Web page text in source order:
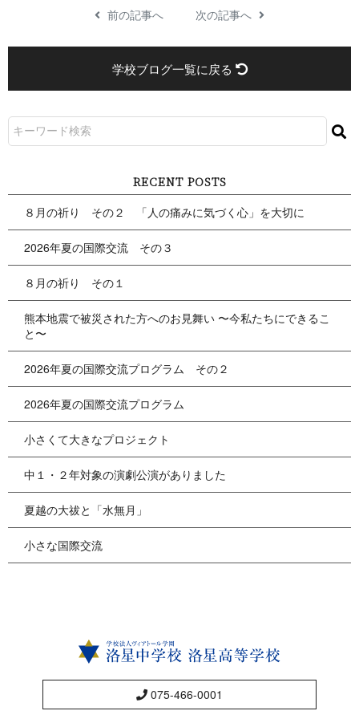
前の記事へ 次の記事へ
学校ブログ一覧に戻る
RECENT POSTS
８月の祈り その２ 「人の痛みに気づく心」を大切に
2026年夏の国際交流 その３
８月の祈り その１
熊本地震で被災された方へのお見舞い 〜今私たちにできるこ
と〜
2026年夏の国際交流プログラム その２
2026年夏の国際交流プログラム
小さくて大きなプロジェクト
中１・２年対象の演劇公演がありました
夏越の大祓と「水無月」
小さな国際交流
075-466-0001